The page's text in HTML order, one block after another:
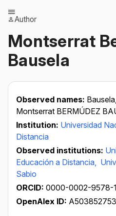
Author
Montserrat
Bausela
Observed names:
Montserrat BERMÚDEZ
Institution: Universidad
Distancia
Observed institutions:
Educación a Distancia,
Sabio
ORCID: 0000-0002-9578-
OpenAlex ID: